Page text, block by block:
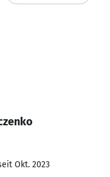
Okt. 2023